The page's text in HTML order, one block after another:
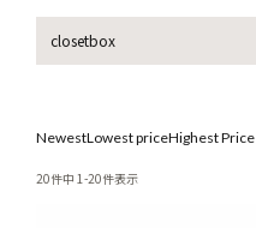
closetbox
NewestLowest priceHighest Price
20件中 1-20件表示